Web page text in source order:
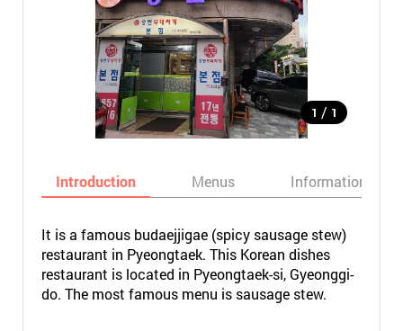
1 / 1
Introduction Menus Informations
It is a famous budaejjigae (spicy sausage stew)
restaurant in Pyeongtaek. This Korean dishes
restaurant is located in Pyeongtaek-si, Gyeonggi-
do. The most famous menu is sausage stew.